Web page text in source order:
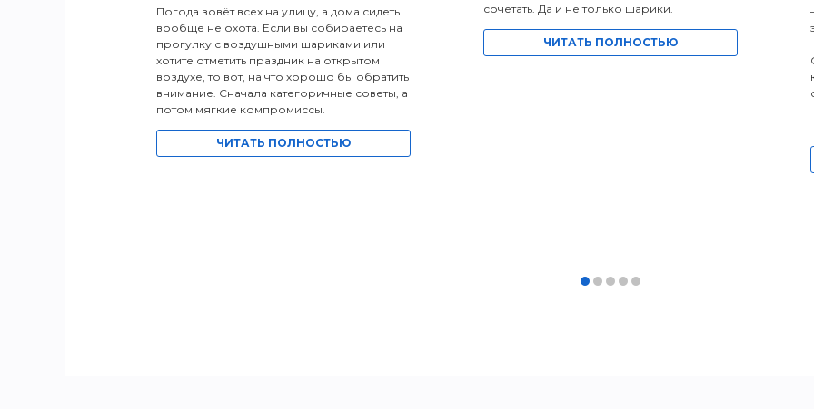
Погода зовёт всех на улицу, а дома сидеть
вообще не охота. Если вы собираетесь на
прогулку с воздушными шариками или
хотите отметить праздник на открытом
воздухе, то вот, на что хорошо бы обратить
внимание. Сначала категоричные советы, а
потом мягкие компромиссы.
ЧИТАТЬ ПОЛНОСТЬЮ
сочетать. Да и не только шарики.
ЧИТАТЬ ПОЛНОСТЬЮ